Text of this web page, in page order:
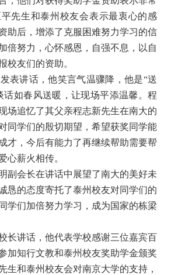
先生和泰州校友会表示最衷心的感
助后，增添了克服困难努力学习的信
倍努力，心怀感恩，自强不息，以自
校友们的资助。
表讲话，他笑言气温骤降，他是“送
话如春风送暖，让现场平添温馨。程
场追忆了其父亲程志新先生在南大的
同学们的殷切期望，希望获奖同学能
才，今后有能力了再继续帮助需要帮
心薪火相传。
副会长在讲话中展望了南大的美好未
恳的态度寄托了泰州校友对同学们的
学们加倍努力学习，成为国家的栋梁
长讲话，他代表学校感谢三位嘉宾百
加知行文教和泰州校友奖助学金颁奖
生和泰州校友会对南京大学的支持，